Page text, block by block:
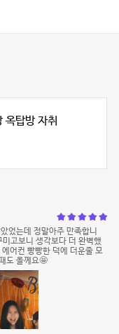
옥탑방 자취
었는데 정말아주 만족합니
고보니 생각보다 더 완벽했
어컨 빵빵한 덕에 더운줄 모
도 올께요🤩